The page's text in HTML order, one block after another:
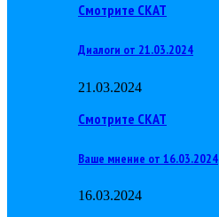
Смотрите СКАТ
Диалоги от 21.03.2024
21.03.2024
Смотрите СКАТ
Ваше мнение от 16.03.2024
16.03.2024